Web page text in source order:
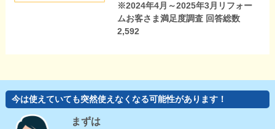
※2024年4月～2025年3月リフォー
ムお客さま満足度調査 回答総数
2,592
今は使えていても突然使えなくなる可能性があります！
まずは